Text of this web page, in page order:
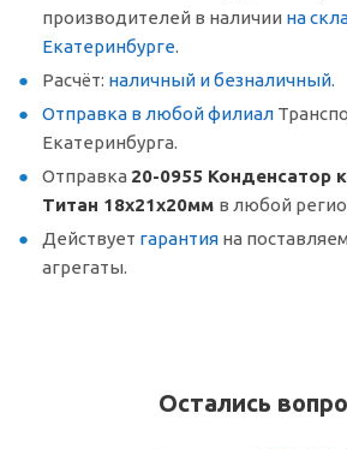
производителей в наличии на
Екатеринбурге.
Расчёт: наличный и безналичный.
Отправка в любой филиал
Екатеринбурга.
Отправка 20-0955 Конденсатор
Титан 18х21х20мм в любой
Действует гарантия на
агрегаты.
Остались